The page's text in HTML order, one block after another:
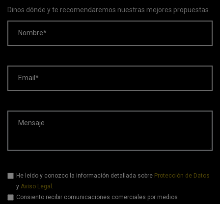
Dinos dónde y te recomendaremos nuestras mejores propuestas.
Nombre*
Email*
Mensaje
He leído y conozco la información detallada sobre Protección de Datos
y Aviso Legal .
Consiento recibir comunicaciones comerciales por medios